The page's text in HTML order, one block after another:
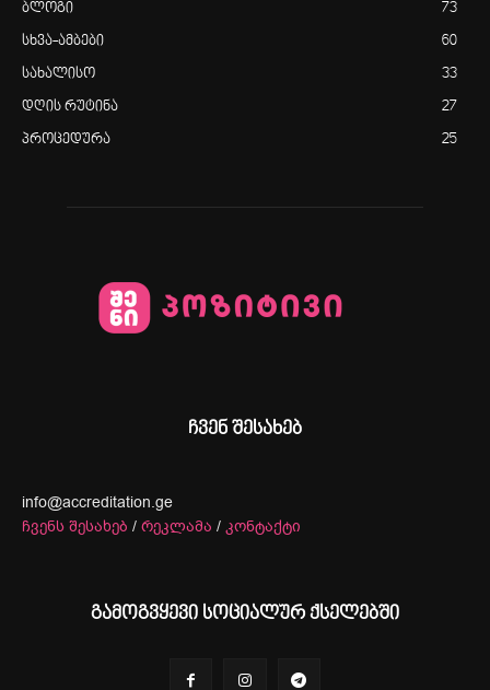
ბლოგი 73
სხვა-ამბები 60
სახალისო 33
დღის რუტინა 27
პროცედურა 25
ჩვენ შესახებ
info@accreditation.ge
ჩვენს შესახებ / რეკლამა / კონტაქტი
გამოგვყევი სოციალურ ქსელებში